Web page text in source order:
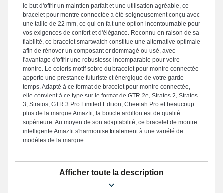
le but d'offrir un maintien parfait et une utilisation agréable, ce
bracelet pour montre connectée a été soigneusement conçu avec
une taille de 22 mm, ce qui en fait une option incontournable pour
vos exigences de confort et d'élégance. Reconnu en raison de sa
fiabilité, ce bracelet smartwatch constitue une alternative optimale
afin de rénover un composant endommagé ou usé, avec
l'avantage d'offrir une robustesse incomparable pour votre
montre. Le coloris motif sobre du bracelet pour montre connectée
apporte une prestance futuriste et énergique de votre garde-
temps. Adapté à ce format de bracelet pour montre connectée,
elle convient à ce type sur le format de GTR 2e, Stratos 2, Stratos
3, Stratos, GTR 3 Pro Limited Edition, Cheetah Pro et beaucoup
plus de la marque Amazfit, la boucle ardillon est de qualité
supérieure. Au moyen de son adaptabilité, ce bracelet de montre
intelligente Amazfit s'harmonise totalement à une variété de
modèles de la marque.
Afficher toute la description